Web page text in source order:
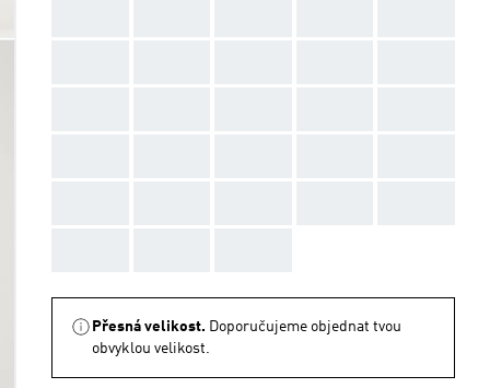
Přesná velikost. Doporučujeme objednat tvou
obvyklou velikost.